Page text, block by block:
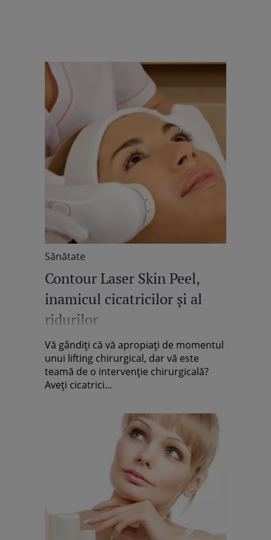
Sănătate
Contour Laser Skin Peel,
inamicul cicatricilor şi al
ridurilor
Vă gândiţi că vă apropiaţi de momentul
unui lifting chirurgical, dar vă este
teamă de o intervenţie chirurgicală?
Aveţi cicatrici...